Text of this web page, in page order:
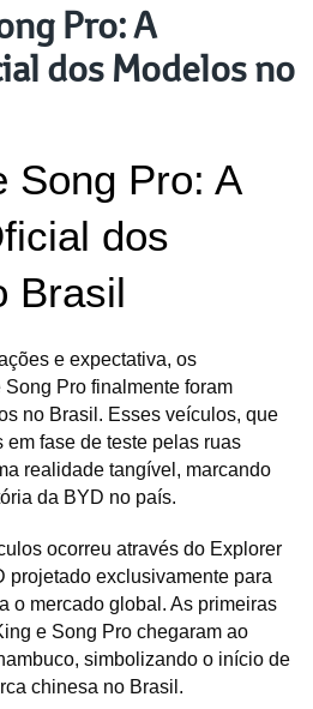
Pro: A
dos Modelos no
Song Pro: A
dos
Brasil
e expectativa, os
Pro finalmente foram
no Brasil. Esses veículos, que
fase de teste pelas ruas
realidade tangível, marcando
da BYD no país.
ocorreu através do Explorer
projetado exclusivamente para
o mercado global. As primeiras
e Song Pro chegaram ao
simbolizando o início de
chinesa no Brasil.